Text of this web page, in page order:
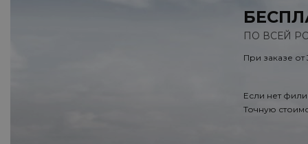
ПО ВСЕЙ
При заказе
Если нет
Точную